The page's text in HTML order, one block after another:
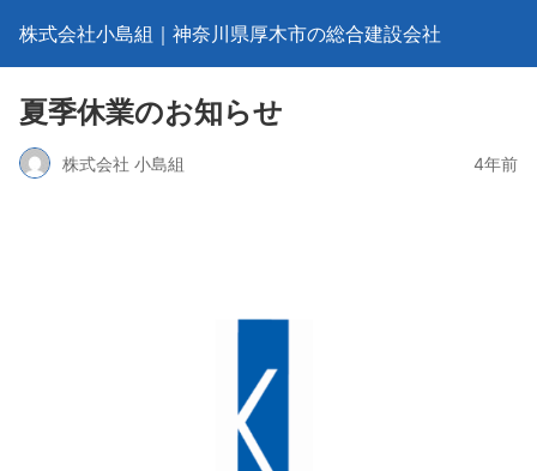
株式会社小島組｜神奈川県厚木市の総合建設会社
夏季休業のお知らせ
株式会社 小島組 4年前